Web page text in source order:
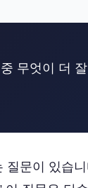
무엇이 더
문이 있습